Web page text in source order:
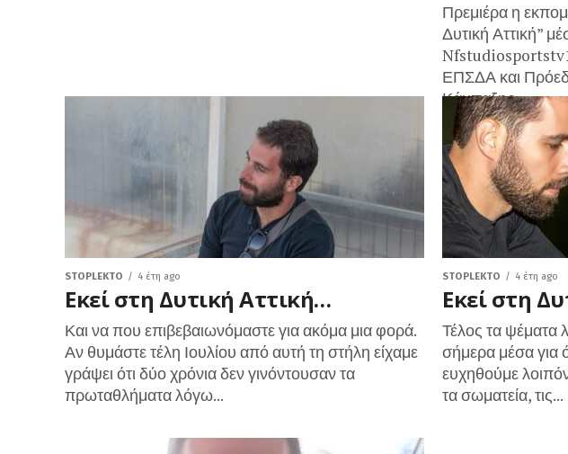
Πρεμιέρα η
Δυτική Αττική”
ΕΠΣΔΑ και
Κάμπαξης....
STOPLEKTO 4 έτη ago
Εκεί στη Δυτική Αττική…
Και να που επιβεβαιωνόμαστε για ακόμα μια φορά.
Αν θυμάστε τέλη Ιουλίου από αυτή τη στήλη είχαμε
γράψει ότι δύο χρόνια δεν γινόντουσαν τα
πρωταθλήματα λόγω...
STOPLEKTO 4 έτη ago
Εκεί στη
Τέλος τα ψέματα
σήμερα μέσα για
ευχηθούμε
τα σωματεία, τις...